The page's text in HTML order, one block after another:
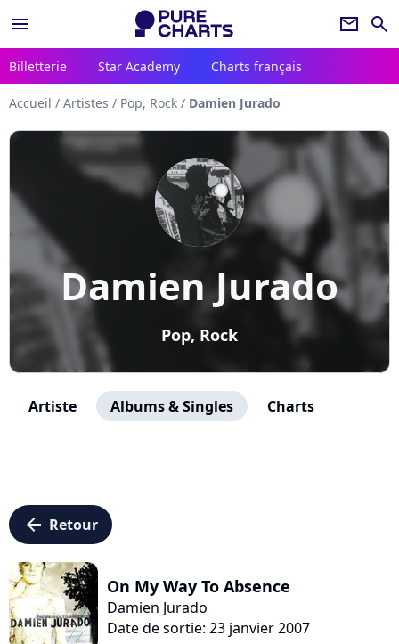
menu newsletter search
Billetterie Star Academy Charts français
Accueil / Artistes / Pop, Rock / Damien Jurado
Damien Jurado
Pop, Rock
Artiste Albums & Singles Charts
arrow_left Retour
On My Way To Absence
Damien Jurado
Date de sortie: 23 janvier 2007